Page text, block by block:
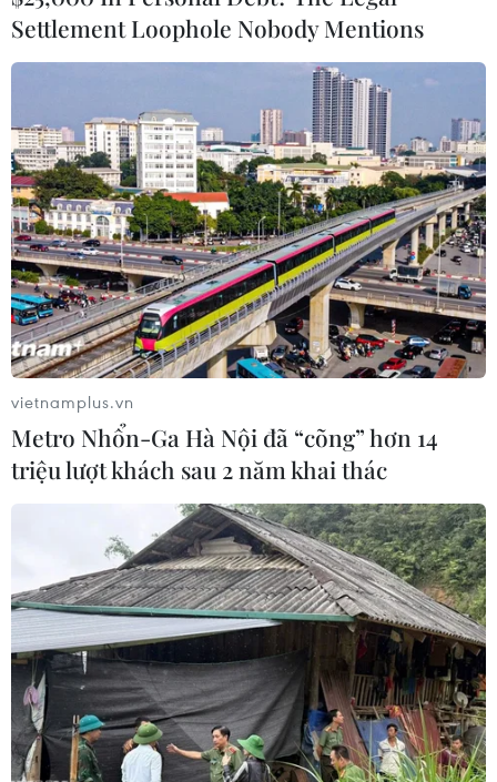
#Hà Lan #Cối xay gió
#Cánh đồng hoa tulip
#Làng cổ tích
#Du khách Hà Lan
Theo dõi VietnamPlus
TIN CÙNG CHUYÊN MỤC
Bản Lồng - nơi văn hóa Mông hòa
nhịp cùng du lịch cộng đồng giữa
cổng trời Pha Đin
07/08/2026 08:31
Khám phá Hòn Khô - điểm đến
Settlement Loophole Nobody Mentions
vietnamplus.vn
Metro Nhổn-Ga Hà Nội đã “cõng” hơn 14
triệu lượt khách sau 2 năm khai thác